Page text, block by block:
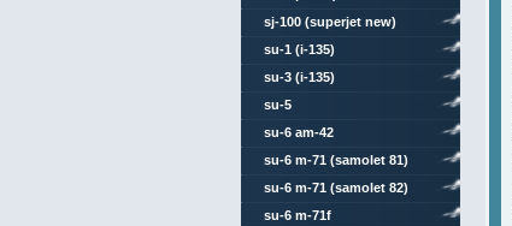
sj-100 (superjet new)
su-1 (i-135)
su-3 (i-135)
su-5
su-6 am-42
su-6 m-71 (samolet 81)
su-6 m-71 (samolet 82)
su-6 m-71f